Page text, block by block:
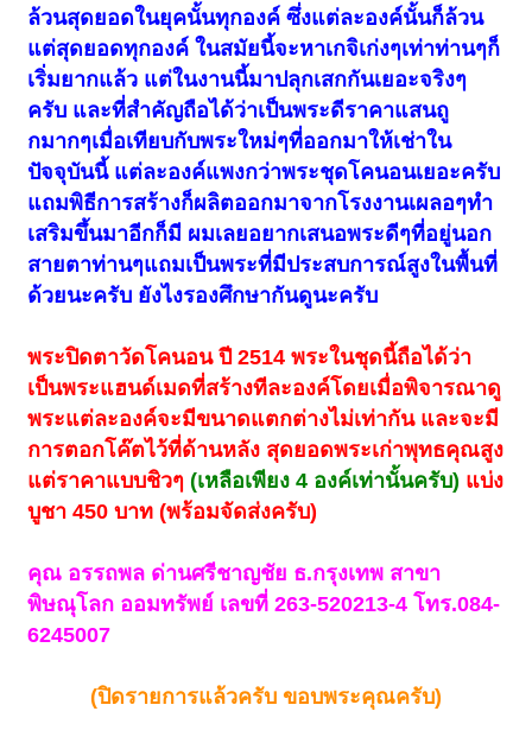
ล้วนสุดยอดในยุคนั้นทุกองค์ ซึ่งแต่ละองค์นั้นก็ล้วน
แต่สุดยอดทุกองค์ ในสมัยนี้จะหาเกจิเก่งๆเท่าท่านๆก็
เริ่มยากแล้ว แต่ในงานนี้มาปลุกเสกกันเยอะจริงๆ
ครับ และที่สำคัญถือได้ว่าเป็นพระดีราคาแสนถู
กมากๆเมื่อเทียบกับพระใหม่ๆที่ออกมาให้เช่าใน
ปัจจุบันนี้ แต่ละองค์แพงกว่าพระชุดโคนอนเยอะครับ
แถมพิธีการสร้างก็ผลิตออกมาจากโรงงานเผลอๆทำ
เสริมขึ้นมาอีกก็มี ผมเลยอยากเสนอพระดีๆที่อยู่นอก
สายตาท่านๆแถมเป็นพระที่มีประสบการณ์สูงในพื้นที่
ด้วยนะครับ ยังไงรองศึกษากันดูนะครับ
พระปิดตาวัดโคนอน ปี 2514 พระในชุดนี้ถือได้ว่า
เป็นพระแฮนด์เมดที่สร้างทีละองค์โดยเมื่อพิจารณาดู
พระแต่ละองค์จะมีขนาดแตกต่างไม่เท่ากัน และจะมี
การตอกโค๊ตไว้ที่ด้านหลัง สุดยอดพระเก่าพุทธคุณสูง
แต่ราคาแบบชิวๆ(เหลือเพียง 4 องค์เท่านั้นครับ) แบ่ง
บูชา 450 บาท (พร้อมจัดส่งครับ)
คุณ อรรถพล ด่านศรีชาญชัย ธ.กรุงเทพ สาขา
พิษณุโลก ออมทรัพย์ เลขที่ 263-520213-4 โทร.084-
6245007
(ปิดรายการแล้วครับ ขอบพระคุณครับ)